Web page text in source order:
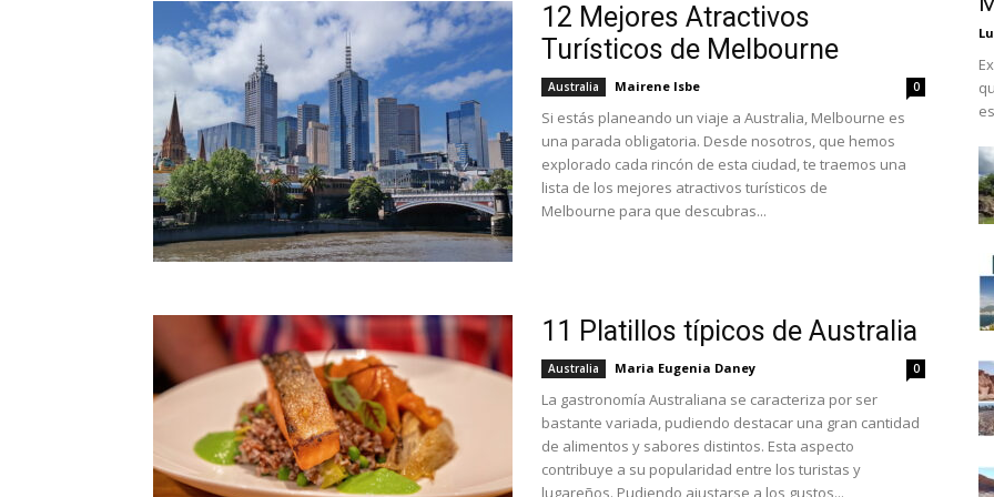
12 Mejores Atractivos
Turísticos de Melbourne
Australia Mairene Isbe 0
Si estás planeando un viaje a Australia, Melbourne es
una parada obligatoria. Desde nosotros, que hemos
explorado cada rincón de esta ciudad, te traemos una
lista de los mejores atractivos turísticos de
Melbourne para que descubras...
11 Platillos típicos de Australia
Australia Maria Eugenia Daney 0
La gastronomía Australiana se caracteriza por ser
bastante variada, pudiendo destacar una gran cantidad
de alimentos y sabores distintos. Esta aspecto
contribuye a su popularidad entre los turistas y
lugareños. Pudiendo ajustarse a los gustos...